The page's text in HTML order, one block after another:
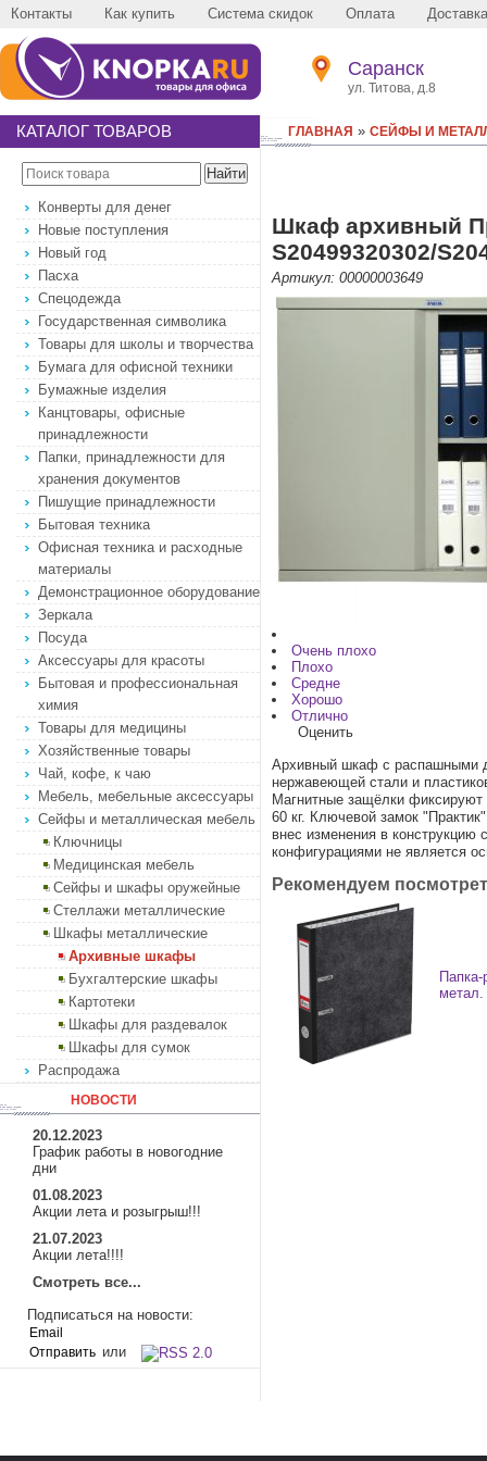
Контакты Как купить Система скидок Оплата Доставка
Саранск
ул. Титова, д.8
КАТАЛОГ ТОВАРОВ
Конверты для денег
Новые поступления
Новый год
Пасха
Спецодежда
Государственная символика
Товары для школы и творчества
Бумага для офисной техники
Бумажные изделия
Канцтовары, офисные
принадлежности
Папки, принадлежности для
хранения документов
Пишущие принадлежности
Бытовая техника
Офисная техника и расходные
материалы
Демонстрационное оборудование
Зеркала
Посуда
Аксессуары для красоты
Бытовая и профессиональная
химия
Товары для медицины
Хозяйственные товары
Чай, кофе, к чаю
Мебель, мебельные аксессуары
Сейфы и металлическая мебель
Ключницы
Медицинская мебель
Сейфы и шкафы оружейные
Стеллажи металлические
Шкафы металлические
Архивные шкафы
Бухгалтерские шкафы
Картотеки
Шкафы для раздевалок
Шкафы для сумок
Распродажа
НОВОСТИ
20.12.2023
График работы в новогодние
дни
01.08.2023
Акции лета и розыгрыш!!!
21.07.2023
Акции лета!!!!
Смотреть все...
Подписаться на новости:
или
ГЛАВНАЯ » СЕЙФЫ И
Шкаф архивный
S20499320302/
Артикул: 00000003649
Очень плохо
Плохо
Средне
Хорошо
Отлично
Оценить
Архивный шкаф с распашными
нержавеющей стали и
Магнитные защёлки фиксируют
60 кг. Ключевой замок
внес изменения в
конфигурациями не является
Рекомендуем
метал.